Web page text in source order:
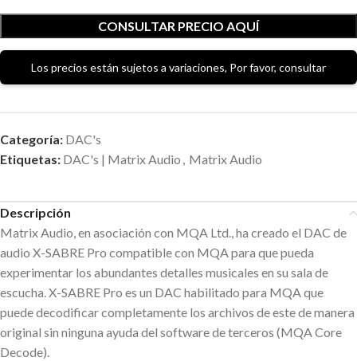
CONSULTAR PRECIO AQUÍ
Los precios están sujetos a variaciones, Por favor, consultar
Categoría: DAC's
Etiquetas: DAC's | Matrix Audio , Matrix Audio
Descripción
Matrix Audio, en asociación con MQA Ltd., ha creado el DAC de
audio X-SABRE Pro compatible con MQA para que pueda
experimentar los abundantes detalles musicales en su sala de
escucha. X-SABRE Pro es un DAC habilitado para MQA que
puede decodificar completamente los archivos de este de manera
original sin ninguna ayuda del software de terceros (MQA Core
Decode).